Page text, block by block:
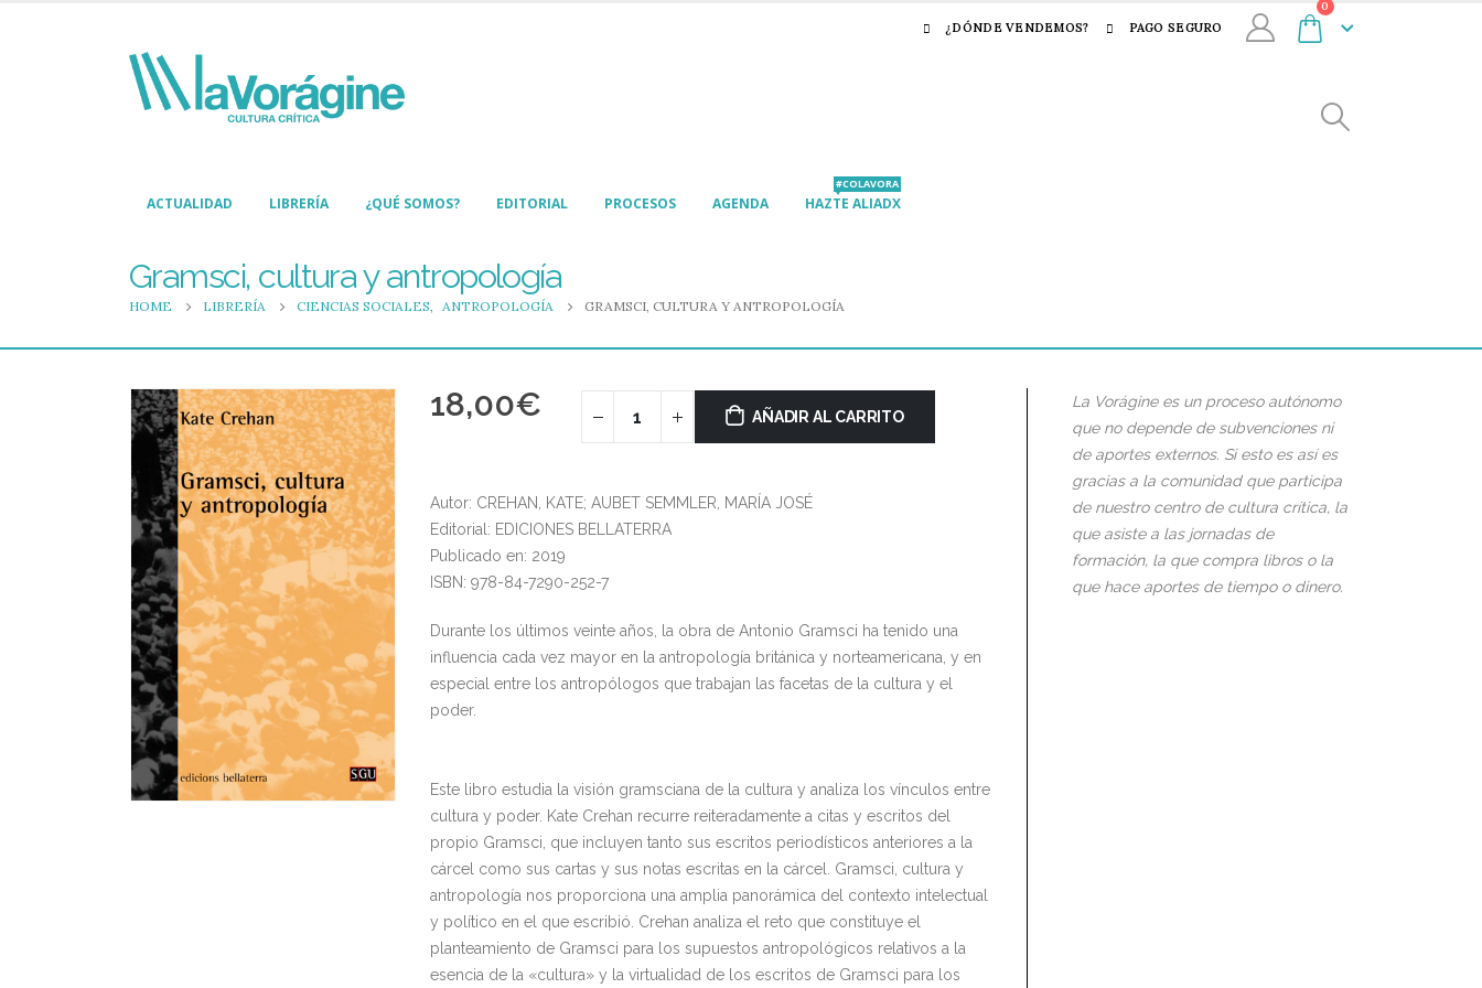
¿DÓNDE VENDEMOS? PAGO SEGURO
0
ACTUALIDAD LIBRERÍA ¿QUÉ SOMOS? EDITORIAL PROCESOS AGENDA HAZTE ALIADX
#COLAVORA
Gramsci, cultura y antropología
HOME LIBRERÍA CIENCIAS SOCIALES, ANTROPOLOGÍA GRAMSCI, CULTURA Y ANTROPOLOGÍA
18,00€ AÑADIR AL CARRITO
Autor: CREHAN, KATE; AUBET SEMMLER, MARÍA JOSÉ
Editorial: EDICIONES BELLATERRA
Publicado en: 2019
ISBN: 978-84-7290-252-7
Durante los últimos veinte años, la obra de Antonio Gramsci ha tenido una
influencia cada vez mayor en la antropología británica y norteamericana, y en
especial entre los antropólogos que trabajan las facetas de la cultura y el
poder.
Este libro estudia la visión gramsciana de la cultura y analiza los vínculos entre
cultura y poder. Kate Crehan recurre reiteradamente a citas y escritos del
propio Gramsci, que incluyen tanto sus escritos periodísticos anteriores a la
cárcel como sus cartas y sus notas escritas en la cárcel. Gramsci, cultura y
antropología nos proporciona una amplia panorámica del contexto intelectual
y político en el que escribió. Crehan analiza el reto que constituye el
planteamiento de Gramsci para los supuestos antropológicos relativos a la
esencia de la «cultura» y la virtualidad de los escritos de Gramsci para los
La Vorágine es un proceso autónomo
que no depende de subvenciones ni
de aportes externos. Si esto es así es
gracias a la comunidad que participa
de nuestro centro de cultura crítica, la
que asiste a las jornadas de
formación, la que compra libros o la
que hace aportes de tiempo o dinero.